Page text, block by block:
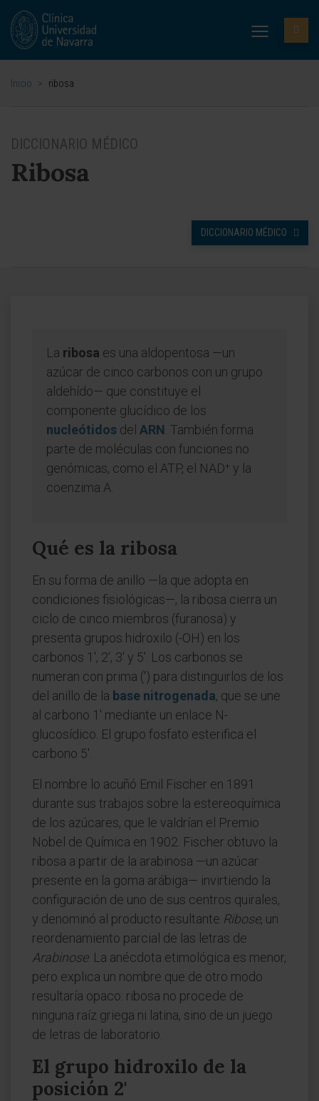
Inicio > ribosa
DICCIONARIO MÉDICO
Ribosa
DICCIONARIO MÉDICO
La ribosa es una aldopentosa —un
azúcar de cinco carbonos con un grupo
aldehído— que constituye el
componente glucídico de los
nucleótidos del ARN . También forma
parte de moléculas con funciones no
genómicas, como el ATP, el NAD⁺ y la
coenzima A.
Qué es la ribosa
En su forma de anillo —la que adopta en
condiciones fisiológicas—, la ribosa cierra un
ciclo de cinco miembros (furanosa) y
presenta grupos hidroxilo (-OH) en los
carbonos 1', 2', 3' y 5'. Los carbonos se
numeran con prima (') para distinguirlos de los
del anillo de la base nitrogenada, que se une
al carbono 1' mediante un enlace N-
glucosídico. El grupo fosfato esterifica el
carbono 5'.
El nombre lo acuñó Emil Fischer en 1891
durante sus trabajos sobre la estereoquímica
de los azúcares, que le valdrían el Premio
Nobel de Química en 1902. Fischer obtuvo la
ribosa a partir de la arabinosa —un azúcar
presente en la goma arábiga— invirtiendo la
configuración de uno de sus centros quirales,
y denominó al producto resultante Ribose, un
reordenamiento parcial de las letras de
Arabinose. La anécdota etimológica es menor,
pero explica un nombre que de otro modo
resultaría opaco: ribosa no procede de
ninguna raíz griega ni latina, sino de un juego
de letras de laboratorio.
El grupo hidroxilo de la
posición 2'